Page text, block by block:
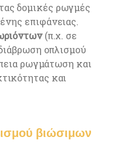
δομικές ρωγμές
επιφάνειας.
(π.χ. σε
οπλισμού
ρωγμάτωση και
και
βιώσιμων